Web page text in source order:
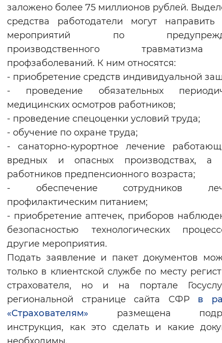
заложено более 75 миллионов рублей.
средства работодатели могут
мероприятий по
производственного
профзаболеваний. К ним относятся:
- приобретение средств индивидуальной
- проведение обязательных
медицинских осмотров работников;
- проведение спецоценки условий труда;
- обучение по охране труда;
- санаторно-курортное лечение
вредных и опасных производствах, а
работников предпенсионного возраста;
- обеспечение сотрудников
профилактическим питанием;
- приобретение аптечек, приборов
безопасностью технологических
другие мероприятия.
Подать заявление и пакет документов
только в клиентской службе по месту
страхователя, но и на портале
региональной странице сайта СФР в
«Страхователям» размещена
инструкция, как это сделать и какие